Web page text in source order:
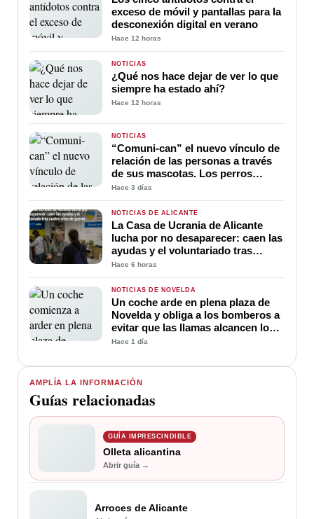
AMPLÍA LA INFORMACIÓN
Guías relacionadas
GUÍA IMPRESCINDIBLE
Olleta alicantina
Abrir guía →
Arroces de Alicante
exceso de móvil y pantallas para la
desconexión digital en verano
Hace 12 horas
NOTICIAS
¿Qué nos hace dejar de ver lo que
siempre ha estado ahí?
Hace 12 horas
NOTICIAS
“Comuni-can” el nuevo vínculo de
relación de las personas a través
de sus mascotas. Los perros
ayudan a la comunicación entre
sus amos
Hace 3 días
NOTICIAS DE ALICANTE
La Casa de Ucrania de Alicante
lucha por no desaparecer: caen las
ayudas y el voluntariado tras
cuatro años de guerra
Hace 6 horas
NOTICIAS DE NOVELDA
Un coche arde en plena plaza de
Novelda y obliga a los bomberos a
evitar que las llamas alcancen los
edificios
Hace 1 día